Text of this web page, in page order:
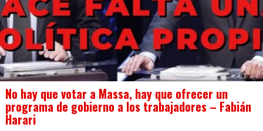
No hay que votar a Massa, hay que ofrecer un
programa de gobierno a los trabajadores – Fabián
Harari